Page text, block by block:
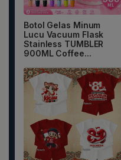
Botol Gelas Minum
Lucu Vacuum Flask
Stainless TUMBLER
900ML Coffee...